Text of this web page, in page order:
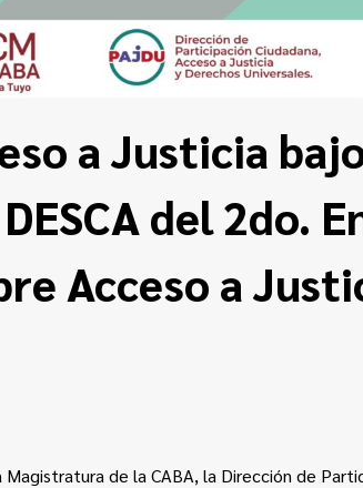
a Justicia
del 2do.
Acceso a
de la CABA, la Dirección de